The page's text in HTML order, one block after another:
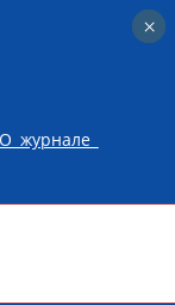
О журнале
×
×